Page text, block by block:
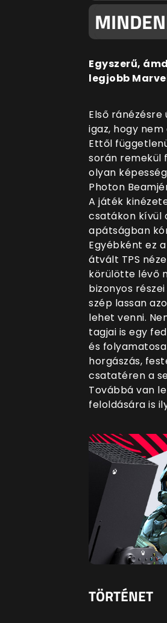
Egyszerű,
legjobb
Első
igaz, hogy
Ettől
során remekül
olyan
Photon
A játék
csatákon kívül
apátságban
Egyébként ez
átvált TPS
körülötte lévő
bizonyos
szép lassan
lehet venni.
tagjai is egy
és
horgászás,
csatatéren a
Továbbá van
feloldására is
TÖRTÉNET